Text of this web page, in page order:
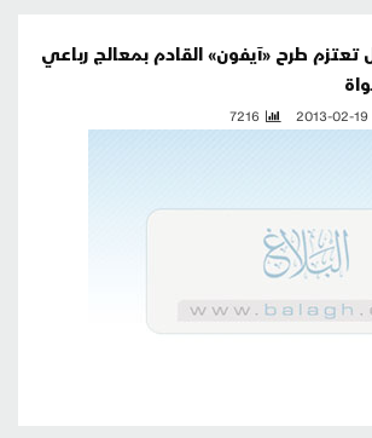
تعتزم طرح «آيفون» القادم بمعالج رباعي
2013-02-19
7216